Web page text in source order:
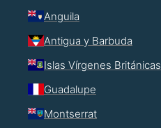
Anguila
Antigua y Barbuda
Islas Vírgenes Británicas
Guadalupe
Montserrat